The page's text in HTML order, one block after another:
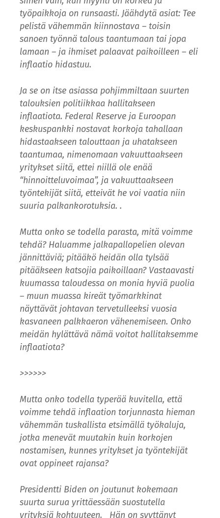
työpaikkoja on runsaasti. Jäähdytä asiat: Tee
pelistä vähemmän kiinnostava – toisin
sanoen työnnä talous taantumaan tai jopa
lamaan – ja ihmiset palaavat paikoilleen – eli
inflaatio hidastuu.
Ja se on itse asiassa pohjimmiltaan suurten
talouksien politiikkaa hallitakseen
inflaatiota. Federal Reserve ja Euroopan
keskuspankki nostavat korkoja tahallaan
hidastaakseen talouttaan ja uhatakseen
taantumaa, nimenomaan vakuuttaakseen
yritykset siitä, ettei niillä ole enää
“hinnoitteluvoimaa”, ja vakuuttaakseen
työntekijät siitä, etteivät he voi vaatia niin
suuria palkankorotuksia. .
Mutta onko se todella parasta, mitä voimme
tehdä? Haluamme jalkapallopelien olevan
jännittäviä; pitääkö heidän olla tylsää
pitääkseen katsojia paikoillaan? Vastaavasti
kuumassa taloudessa on monia hyviä puolia
– muun muassa kireät työmarkkinat
näyttävät johtavan tervetulleeksi vuosia
kasvaneen palkkaeron vähenemiseen. Onko
meidän hylättävä nämä voitot hallitaksemme
inflaatiota?
>>>>>>
Mutta onko todella typerää kuvitella, että
voimme tehdä inflaation torjunnasta hieman
vähemmän tuskallista etsimällä työkaluja,
jotka menevät muutakin kuin korkojen
nostamisen, kunnes yritykset ja työntekijät
ovat oppineet rajansa?
Presidentti Biden on joutunut kokemaan
suurta surua yrittäessään suostutella
yrityksiä kohtuuteen. Hän on syyttänyt